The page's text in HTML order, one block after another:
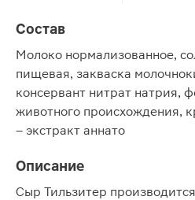
Состав
Молоко нормализованное,
пищевая, закваска
консервант нитрат натрия,
животного происхождения,
– экстракт аннато
Описание
Сыр Тильзитер